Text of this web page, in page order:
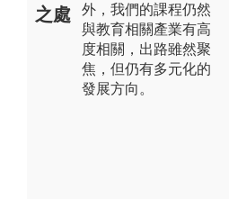
之處
外，我們的課程仍然
與教育相關產業有高
度相關，出路雖然聚
焦，但仍有多元化的
發展方向。